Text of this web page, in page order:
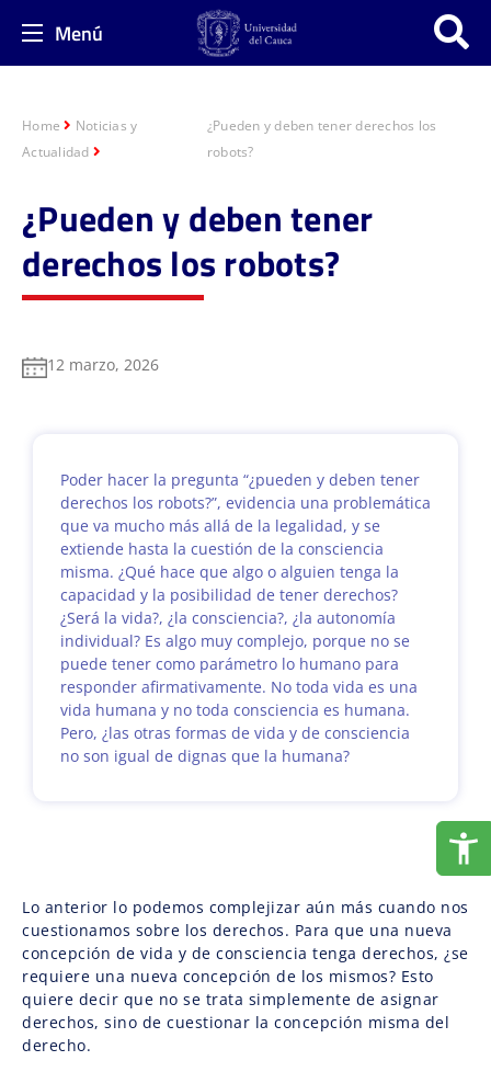
Menú
Home
Noticias y
Actualidad
¿Pueden y deben tener derechos los
robots?
¿Pueden y deben tener
derechos los robots?
12 marzo, 2026
Poder hacer la pregunta “¿pueden y deben tener
derechos los robots?”, evidencia una problemática
que va mucho más allá de la legalidad, y se
extiende hasta la cuestión de la consciencia
misma. ¿Qué hace que algo o alguien tenga la
capacidad y la posibilidad de tener derechos?
¿Será la vida?, ¿la consciencia?, ¿la autonomía
individual? Es algo muy complejo, porque no se
puede tener como parámetro lo humano para
responder afirmativamente. No toda vida es una
vida humana y no toda consciencia es humana.
Pero, ¿las otras formas de vida y de consciencia
no son igual de dignas que la humana?
Lo anterior lo podemos complejizar aún más cuando nos
cuestionamos sobre los derechos. Para que una nueva
concepción de vida y de consciencia tenga derechos, ¿se
requiere una nueva concepción de los mismos? Esto
quiere decir que no se trata simplemente de asignar
derechos, sino de cuestionar la concepción misma del
derecho.